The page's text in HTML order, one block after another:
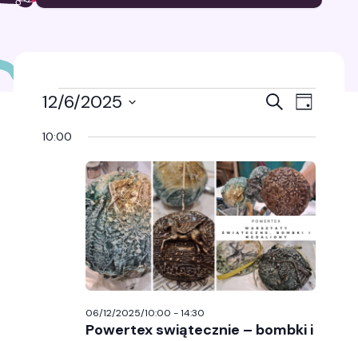
Wydarzenia
for
06/12/2025
po
i
SzukajDzień
12/6/2025
datę.
10:00
Powertex swiątecznie – bombki i
06/12/2025/10:00 -14:30